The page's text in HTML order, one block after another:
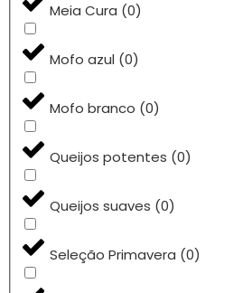
Meia Cura (0)
Mofo azul (0)
Mofo branco (0)
Queijos potentes (0)
Queijos suaves (0)
Seleção Primavera (0)